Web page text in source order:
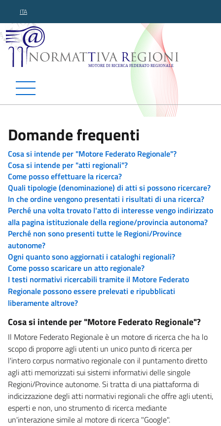
ITA
Normattiva Regioni -
Domande frequenti
Cosa si intende per "Motore Federato Regionale"?
Cosa si intende per "atti regionali"?
Come posso effettuare la ricerca?
Quali tipologie (denominazione) di atti si possono ricercare?
In che ordine vengono presentati i risultati di una ricerca?
Perché una volta trovato l'atto di interesse vengo indirizzato
alla pagina istituzionale della regione/provincia autonoma?
Perché non sono presenti tutte le Regioni/Province
autonome?
Ogni quanto sono aggiornati i cataloghi regionali?
Come posso scaricare un atto regionale?
I testi normativi ricercabili tramite il Motore Federato
Regionale possono essere prelevati e ripubblicati
liberamente altrove?
Cosa si intende per "Motore Federato Regionale"?
Il Motore Federato Regionale è un motore di ricerca che ha lo
scopo di proporre agli utenti un unico punto di ricerca per
l'intero corpus normativo regionale con il puntamento diretto
agli atti memorizzati sui sistemi informativi delle singole
Regioni/Province autonome. Si tratta di una piattaforma di
indicizzazione degli atti normativi regionali che offre agli utenti,
esperti e non, uno strumento di ricerca mediante
un'interazione simile al motore di ricerca "Google".